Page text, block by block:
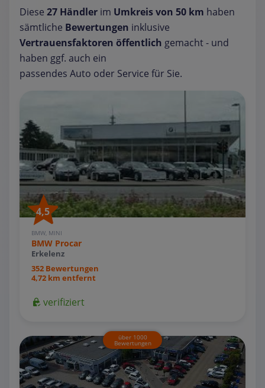
Diese 27 Händler im Umkreis von 50 km haben
sämtliche Bewertungen inklusive
Vertrauensfaktoren öffentlich gemacht - und
haben ggf. auch ein
passendes Auto oder Service für Sie.
4,5
BMW, MINI
BMW Procar
Erkelenz
352 Bewertungen
4,72 km entfernt
verifiziert
über 1000
Bewertungen